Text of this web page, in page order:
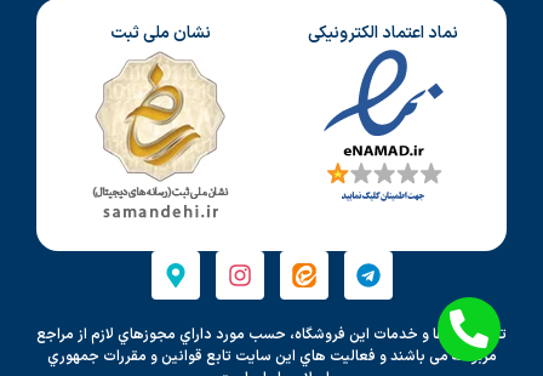
نماد اعتماد الکترونیکی نشان ملی ثبت
تمامي كالاها و خدمات اين فروشگاه، حسب مورد داراي مجوزهاي لازم از مراجع
مربوطه می باشند و فعاليت هاي اين سايت تابع قوانين و مقررات جمهوري